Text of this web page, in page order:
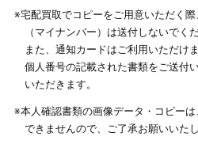
※宅配買取でコピーをご用意いただく
（マイナンバー）は送付しないでくだ
また、通知カードはご利用いただけま
個人番号の記載された書類をご送付
いただきます。
※本人確認書類の画像データ・コピー
できませんので、ご了承お願いいたし